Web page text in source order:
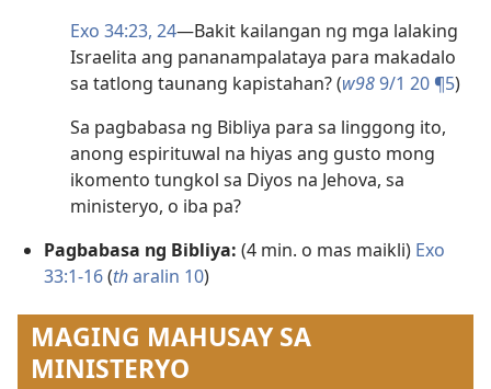
Exo 34:23, 24—Bakit kailangan ng mga lalaking
Israelita ang pananampalataya para makadalo
sa tatlong taunang kapistahan? (w989/1 20 ¶5)
Sa pagbabasa ng Bibliya para sa linggong ito,
anong espirituwal na hiyas ang gusto mong
ikomento tungkol sa Diyos na Jehova, sa
ministeryo, o iba pa?
Pagbabasa ng Bibliya: (4 min. o mas maikli) Exo
33:1-16(tharalin 10)
MAGING MAHUSAY SA
MINISTERYO